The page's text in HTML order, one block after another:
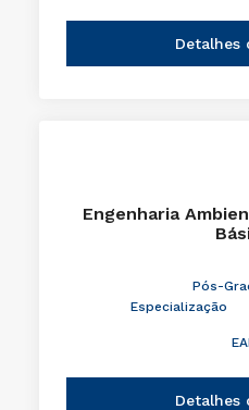
Detalhes
Engenharia
Pós-
Especialização
Detalhes